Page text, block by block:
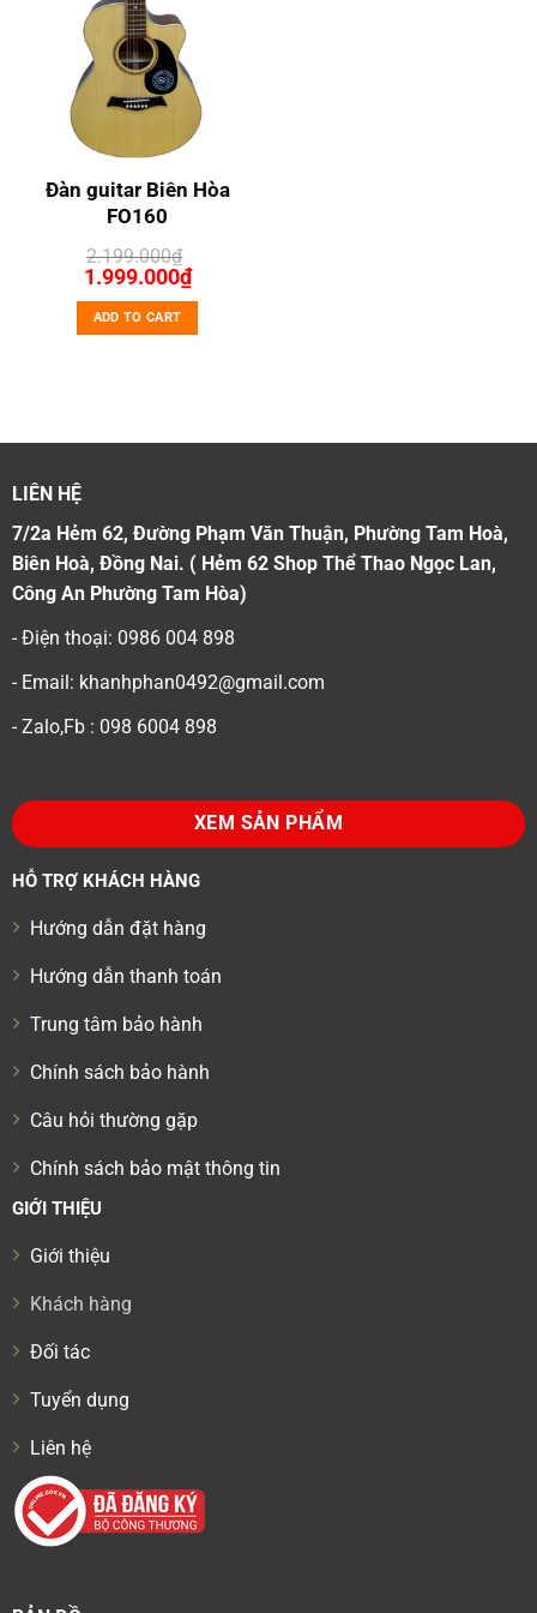
Đàn guitar Biên Hòa
FO160
2.199.000₫
Original
price
was:
2.199.000₫.
1.999.000₫Current
price
1.999.000₫.
ADD TO CART
LIÊN HỆ
7/2a Hẻm 62, Đường Phạm Văn Thuận, Phường Tam Hoà,
Biên Hoà, Đồng Nai. ( Hẻm 62 Shop Thể Thao Ngọc Lan,
Công An Phường Tam Hòa)
- Điện thoại: 0986 004 898
- Email: khanhphan0492@gmail.com
- Zalo,Fb : 098 6004 898
XEM SẢN PHẨM
HỖ TRỢ KHÁCH HÀNG
Hướng dẫn đặt hàng
Hướng dẫn thanh toán
Trung tâm bảo hành
Chính sách bảo hành
Câu hỏi thường gặp
Chính sách bảo mật thông tin
GIỚI THIỆU
Giới thiệu
Khách hàng
Đối tác
Tuyển dụng
Liên hệ